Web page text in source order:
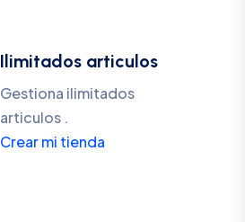
Ilimitados articulos
Gestiona ilimitados
articulos .
Crear mi tienda